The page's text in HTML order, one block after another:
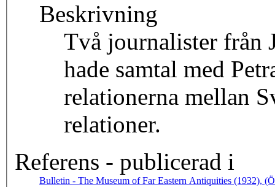
Beskrivning
Två journalister från
hade samtal med
relationerna mellan
relationer.
Referens - publicerad i
Bulletin - The Museum of Far Eastern Antiquities (1932),